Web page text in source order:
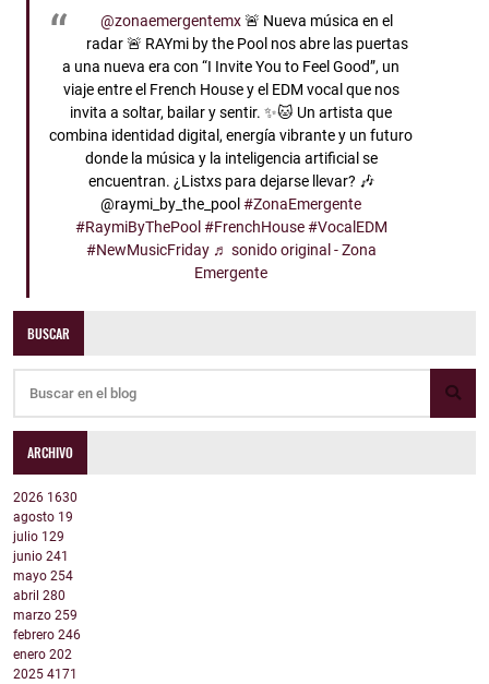
@zonaemergentemx🚨 Nueva música en el
radar 🚨 RAYmi by the Pool nos abre las puertas
a una nueva era con “I Invite You to Feel Good”, un
viaje entre el French House y el EDM vocal que nos
invita a soltar, bailar y sentir. ✨🐱 Un artista que
combina identidad digital, energía vibrante y un futuro
donde la música y la inteligencia artificial se
encuentran. ¿Listxs para dejarse llevar? 🎶
@raymi_by_the_pool#ZonaEmergente
#RaymiByThePool #FrenchHouse #VocalEDM
#NewMusicFriday ♬ sonido original - Zona
Emergente
BUSCAR
ARCHIVO
2026 1630
agosto 19
julio 129
junio 241
mayo 254
abril 280
marzo 259
febrero 246
enero 202
2025 4171